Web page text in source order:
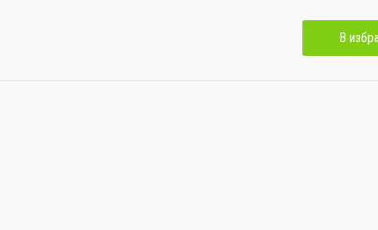
В